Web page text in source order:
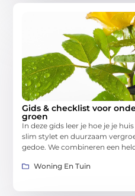
Gids & checklist voor
groen
In deze gids leer je hoe je je
slim stylet en duurzaam
gedoe. We combineren een
Woning En Tuin